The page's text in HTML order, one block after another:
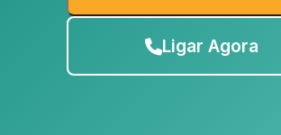
Ligar Agora